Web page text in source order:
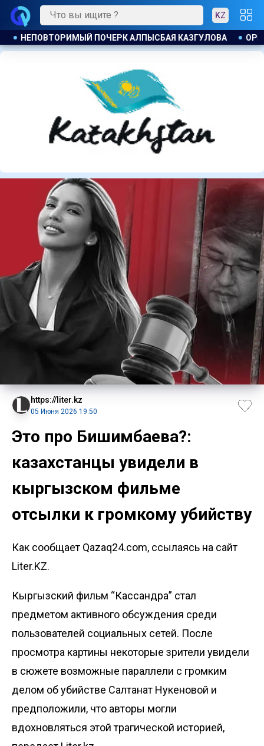
KZ
OPENAI УСИЛИЛА ЗАЩИТУ НОВОЙ ИИ МОДЕЛИ
https://liter.kz
05 Июня 2026 19:50
Это про Бишимбаева?:
казахстанцы увидели в
кыргызском фильме
отсылки к громкому убийству
Как сообщает Qazaq24.com, ссылаясь на сайт
Liter.KZ.
Кыргызский фильм “Кассандра” стал
предметом активного обсуждения среди
пользователей социальных сетей. После
просмотра картины некоторые зрители увидели
в сюжете возможные параллели с громким
делом об убийстве Салтанат Нукеновой и
предположили, что авторы могли
вдохновляться этой трагической историей,